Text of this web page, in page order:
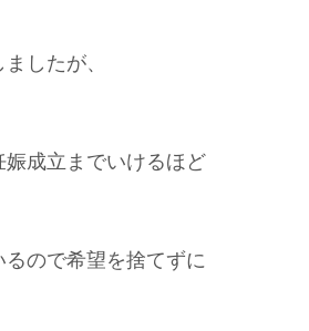
したが、
成立までいけるほど
ので希望を捨てずに